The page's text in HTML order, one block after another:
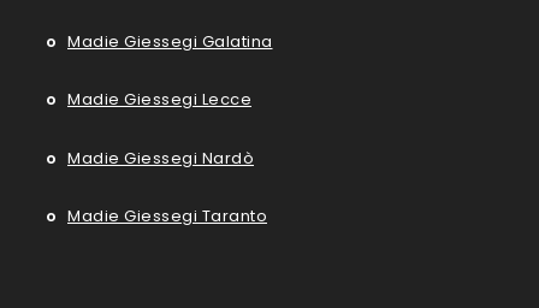
Madie Giessegi Galatina
Madie Giessegi Lecce
Madie Giessegi Nardò
Madie Giessegi Taranto